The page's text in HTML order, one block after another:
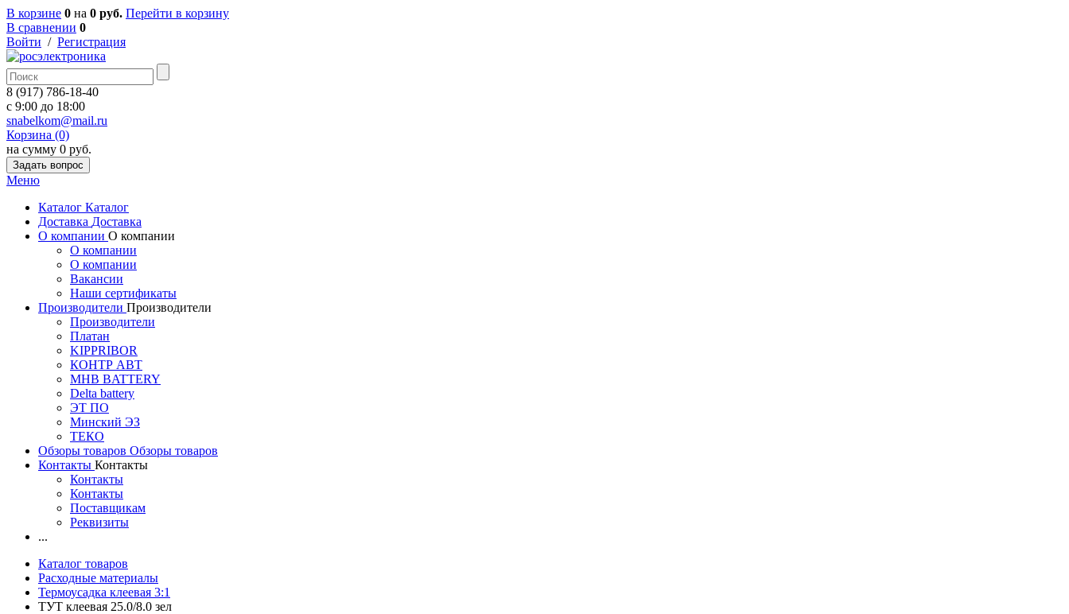
В корзине 0 на 0 руб. Перейти в корзину
В сравнении 0
Войти / Регистрация
8 (917) 786-18-40
c 9:00 до 18:00
snabelkom@mail.ru
Корзина (0)
на сумму 0 руб.
Задать вопрос
Меню
Каталог Каталог
Доставка Доставка
О компании О компании
О компании
О компании
Вакансии
Наши сертификаты
Производители Производители
Производители
Платан
KIPPRIBOR
КОНТР АВТ
MHB BATTERY
Delta battery
ЭT ПО
Минский ЭЗ
ТЕКО
Обзоры товаров Обзоры товаров
Контакты Контакты
Контакты
Контакты
Поставщикам
Реквизиты
...
Каталог товаров
Расходные материалы
Термоусадка клеевая 3:1
ТУТ клеевая 25.0/8.0 зел